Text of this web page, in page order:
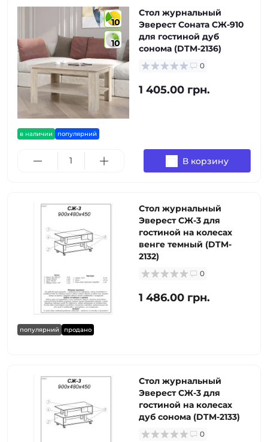
10
10
в наличии популярний
Стол журнальный
Эверест Соната СЖ-910
для гостиной дуб
сонома (DTM-2136)
0
1 405.00 грн.
В корзину
популярний продано
Стол журнальный
Эверест СЖ-3 для
гостиной на колесах
венге темный (DTM-
2132)
0
1 486.00 грн.
Стол журнальный
Эверест СЖ-3 для
гостиной на колесах
дуб сонома (DTM-2133)
0